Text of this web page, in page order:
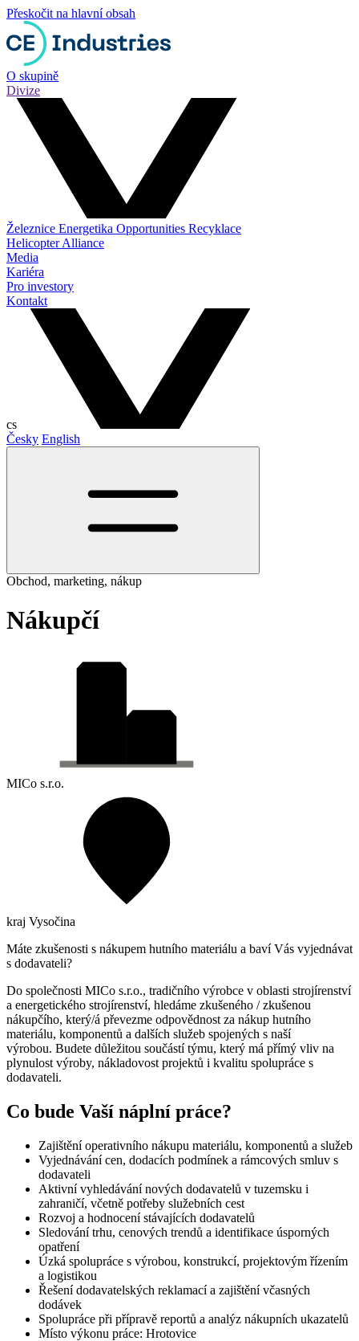
Přeskočit na hlavní obsah
O skupině
Divize
Železnice Energetika Opportunities Recyklace
Helicopter Alliance
Media
Kariéra
Pro investory
Kontakt
cs
Česky English
Obchod, marketing, nákup
Nákupčí
MICo s.r.o.
kraj Vysočina
Máte zkušenosti s nákupem hutního materiálu a baví Vás vyjednávat
s dodavateli?
Do společnosti MICo s.r.o., tradičního výrobce v oblasti strojírenství
a energetického strojírenství, hledáme zkušeného / zkušenou
nákupčího, který/á převezme odpovědnost za nákup hutního
materiálu, komponentů a dalších služeb spojených s naší
výrobou. Budete důležitou součástí týmu, který má přímý vliv na
plynulost výroby, nákladovost projektů i kvalitu spolupráce s
dodavateli.
Co bude Vaší náplní práce?
Zajištění operativního nákupu materiálu, komponentů a služeb
Vyjednávání cen, dodacích podmínek a rámcových smluv s
dodavateli
Aktivní vyhledávání nových dodavatelů v tuzemsku i
zahraničí, včetně potřeby služebních cest
Rozvoj a hodnocení stávajících dodavatelů
Sledování trhu, cenových trendů a identifikace úsporných
opatření
Úzká spolupráce s výrobou, konstrukcí, projektovým řízením
a logistikou
Řešení dodavatelských reklamací a zajištění včasných
dodávek
Spolupráce při přípravě reportů a analýz nákupních ukazatelů
Místo výkonu práce: Hrotovice